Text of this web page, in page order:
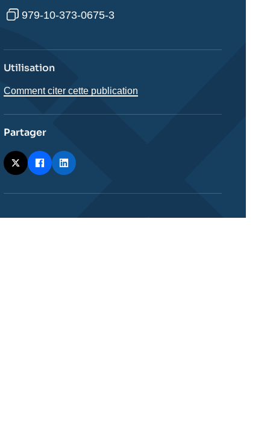
979-10-373-0675-3
Utilisation
Comment citer cette publication
Partager